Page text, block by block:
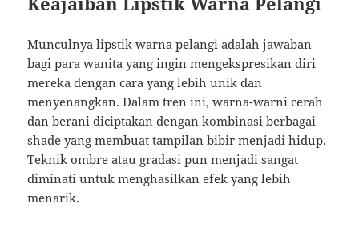
Munculnya lipstik warna pelangi adalah jawaban
bagi para wanita yang ingin mengekspresikan diri
mereka dengan cara yang lebih unik dan
menyenangkan. Dalam tren ini, warna-warni cerah
dan berani diciptakan dengan kombinasi berbagai
shade yang membuat tampilan bibir menjadi hidup.
Teknik ombre atau gradasi pun menjadi sangat
diminati untuk menghasilkan efek yang lebih
menarik.